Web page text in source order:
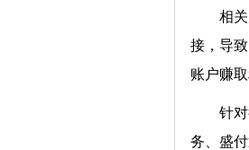
相
接，导
账户赚
针
务、盛